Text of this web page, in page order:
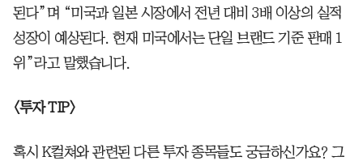
된다”며 “미국과 일본 시장에서 전년 대비 3배 이상의 실적
성장이 예상된다. 현재 미국에서는 단일 브랜드 기준 판매 1
위”라고 말했습니다.
<투자 TIP>
혹시 K컬쳐와 관련된 다른 투자 종목들도 궁금하신가요? 그